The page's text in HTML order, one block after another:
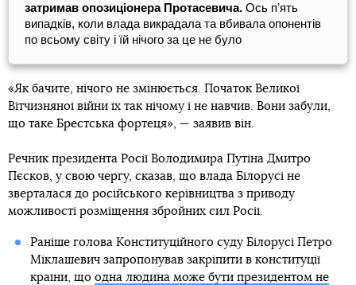
затримав опозиціонера Протасевича. Ось пʼять
випадків, коли влада викрадала та вбивала опонентів
по всьому світу і їй нічого за це не було
«Як бачите, нічого не змінюється. Початок Великої
Вітчизняної війни їх так нічому і не навчив. Вони забули,
що таке Брестська фортеця», — заявив він.
Речник президента Росії Володимира Путіна Дмитро
Пєсков, у свою чергу, сказав, що влада Білорусі не
зверталася до російського керівництва з приводу
можливості розміщення збройних сил Росії.
Раніше голова Конституційного суду Білорусі Петро
Міклашевич запропонував закріпити в конституції
країни, що одна людина може бути президентом не